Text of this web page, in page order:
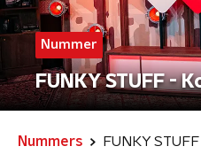
Nummer
FUNKY STUFF -
Nummers FUNKY STUFF